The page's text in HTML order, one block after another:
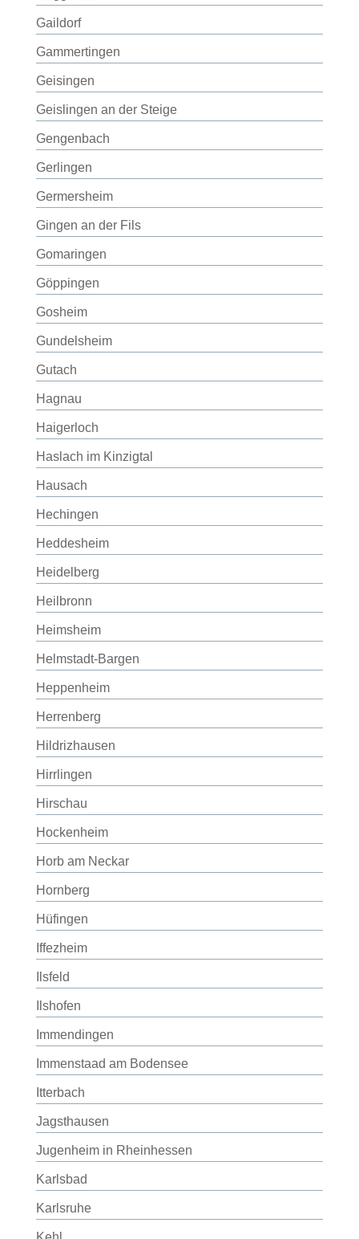
Gaildorf
Gammertingen
Geisingen
Geislingen an der Steige
Gengenbach
Gerlingen
Germersheim
Gingen an der Fils
Gomaringen
Göppingen
Gosheim
Gundelsheim
Gutach
Hagnau
Haigerloch
Haslach im Kinzigtal
Hausach
Hechingen
Heddesheim
Heidelberg
Heilbronn
Heimsheim
Helmstadt-Bargen
Heppenheim
Herrenberg
Hildrizhausen
Hirrlingen
Hirschau
Hockenheim
Horb am Neckar
Hornberg
Hüfingen
Iffezheim
Ilsfeld
Ilshofen
Immendingen
Immenstaad am Bodensee
Itterbach
Jagsthausen
Jugenheim in Rheinhessen
Karlsbad
Karlsruhe